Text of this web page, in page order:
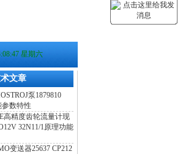
星期六
文章
泵1879810
参数特性
高精度齿轮流量计现
32N11/1原理功能
变送器25637 CP212